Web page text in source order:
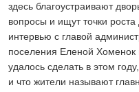
здесь благоустраивают
вопросы и ищут точки
интервью с главой
поселения Еленой Хоменок
удалось сделать в этом
и что жители называют